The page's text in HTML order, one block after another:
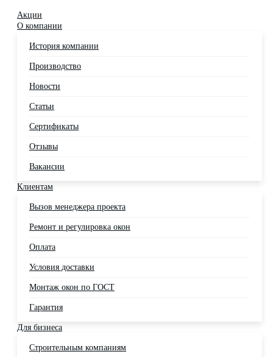
Акции
О компании
История компании
Производство
Новости
Статьи
Сертификаты
Отзывы
Вакансии
Клиентам
Вызов менеджера проекта
Ремонт и регулировка окон
Оплата
Условия доставки
Монтаж окон по ГОСТ
Гарантия
Для бизнеса
Строительным компаниям